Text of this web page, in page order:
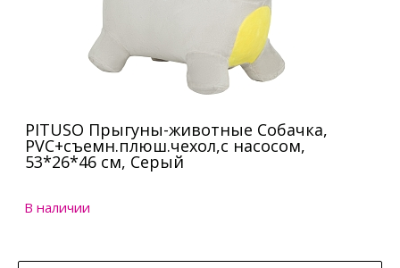
PITUSO Прыгуны-животные Собачка,
PVC+съемн.плюш.чехол,с насосом,
53*26*46 см, Серый
В наличии